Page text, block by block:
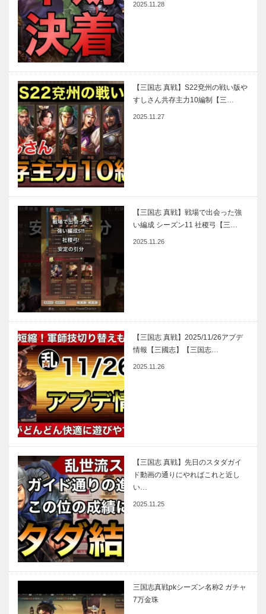
2025.11.28
【三国志 真戦】S22兗州の戦い版や
すしさん共存主力10編制【三…
2025.11.27
【三国志 真戦】戦場で出会った強
い編成 シーズン11 社稷弓【三…
2025.11.26
【三国志 真戦】2025/11/26アプデ
情報【三國志】【三国志…
2025.11.26
【三国志 真戦】先日のスタダガイ
ド動画の通りにやればこれと近し
い…
2025.11.25
三国志真戦pkシーズン名称2 ガチャ
7万金珠